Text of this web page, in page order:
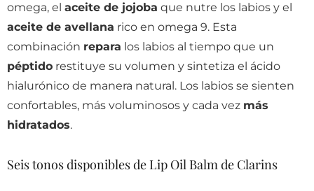
omega, el aceite de jojoba que nutre los labios y el
aceite de avellana rico en omega 9. Esta
combinación repara los labios al tiempo que un
péptido restituye su volumen y sintetiza el ácido
hialurónico de manera natural. Los labios se sienten
confortables, más voluminosos y cada vez más
hidratados.
Seis tonos disponibles de Lip Oil Balm de Clarins